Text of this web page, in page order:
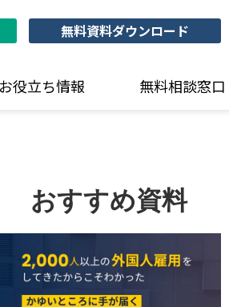
無料資料ダウンロード
お役立ち情報 無料相談窓口
おすすめ資料